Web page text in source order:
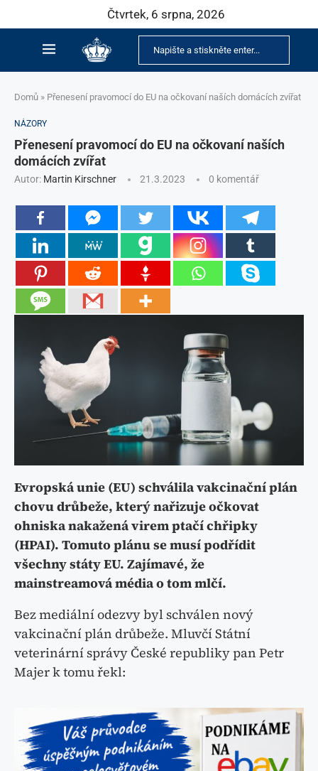
Čtvrtek, 6 srpna, 2026
Domů » Přenesení pravomocí do EU na očkovaní naších domácích zvířat
NÁZORY
Přenesení pravomocí do EU na očkovaní naších
domácích zvířat
Autor: Martin Kirschner 21.3.2023 0 komentář
Evropská unie (EU) schválila vakcinační plán
chovu drůbeže, který nařizuje očkovat
ohniska nakažená virem ptačí chřipky
(HPAI). Tomuto plánu se musí podřídit
všechny státy EU. Zajímavé, že
mainstreamová média o tom mlčí.
Bez mediální odezvy byl schválen nový
vakcinační plán drůbeže. Mluvčí Státní
veterinární správy České republiky pan Petr
Majer k tomu řekl: